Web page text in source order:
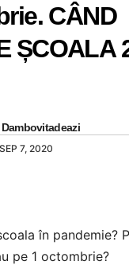
CÂND
ȘCOALA
Dambovitadeazi
SEP 7, 2020
în pandemie?
pe 1 octombrie?